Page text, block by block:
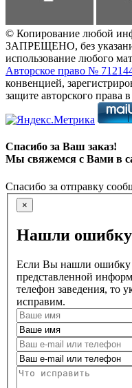
© Копирование любой
ЗАПРЕЩЕНО, без
использование любого
Авторское право №
конвенцией,
защите авторского
Спасибо за Ваш заказ!
Мы свяжемся с Вами в
Спасибо за отправку
×
Нашли
Если Вы нашли ошибку
представленной
телефон заведения, то
исправим.